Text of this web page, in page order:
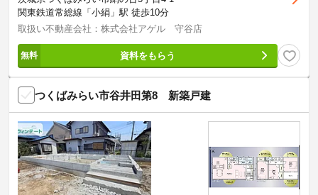
関東鉄道常総線「小絹」駅 徒歩10分
取扱い不動産会社：株式会社アゲル 守谷店
資料をもらう
つくばみらい市谷井田第8 新築戸建